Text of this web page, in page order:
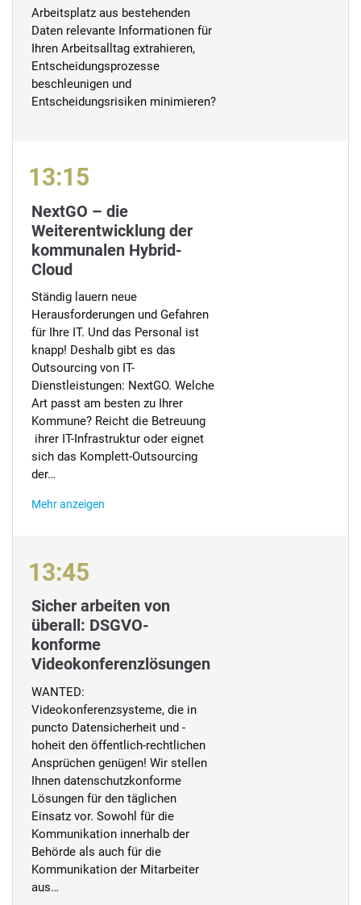
Arbeitsplatz aus bestehenden
Daten relevante Informationen für
Ihren Arbeitsalltag extrahieren,
Entscheidungsprozesse
beschleunigen und
Entscheidungsrisiken minimieren?
13:15
NextGO – die
Weiterentwicklung der
kommunalen Hybrid-
Cloud
Ständig lauern neue
Herausforderungen und Gefahren
für Ihre IT. Und das Personal ist
knapp! Deshalb gibt es das
Outsourcing von IT-
Dienstleistungen: NextGO. Welche
Art passt am besten zu Ihrer
Kommune? Reicht die Betreuung
ihrer IT-Infrastruktur oder eignet
sich das Komplett-Outsourcing
der…
Mehr anzeigen
13:45
Sicher arbeiten von
überall: DSGVO-
konforme
Videokonferenzlösungen
WANTED:
Videokonferenzsysteme, die in
puncto Datensicherheit und -
hoheit den öffentlich-rechtlichen
Ansprüchen genügen! Wir stellen
Ihnen datenschutzkonforme
Lösungen für den täglichen
Einsatz vor. Sowohl für die
Kommunikation innerhalb der
Behörde als auch für die
Kommunikation der Mitarbeiter
aus…